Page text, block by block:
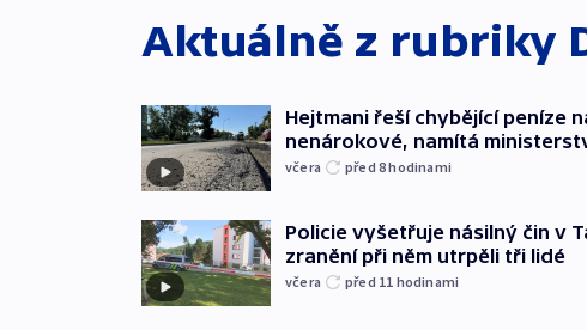
Aktuálně z rubriky
Hejtmani řeší chybějící peníze
nenárokové, namítá
včera před 8hodinami
Policie vyšetřuje násilný čin v
zranění při něm utrpěli tři lidé
včera před 11 hodinami